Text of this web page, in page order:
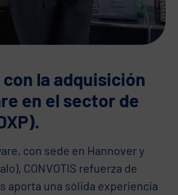
la adquisición
en el sector de
con sede en Hannover y
CONVOTIS refuerza de
aporta una sólida experiencia